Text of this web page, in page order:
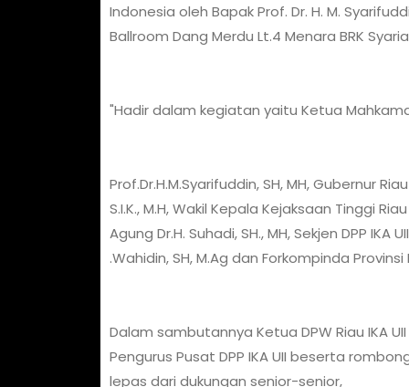
Indonesia oleh Bapak Prof. Dr. H. M.
Ballroom Dang Merdu Lt.4 Menara BRK
"Hadir dalam kegiatan yaitu Ketua
Prof.Dr.H.M.Syarifuddin, SH, MH, Gubernur
S.I.K., M.H, Wakil Kepala Kejaksaan Tinggi
Agung Dr.H. Suhadi, SH., MH, Sekjen DPP IKA
.Wahidin, SH, M.Ag dan Forkompinda Provinsi
Dalam sambutannya Ketua DPW Riau IKA
Pengurus Pusat DPP IKA UII beserta
lepas dari dukungan senior-senior,